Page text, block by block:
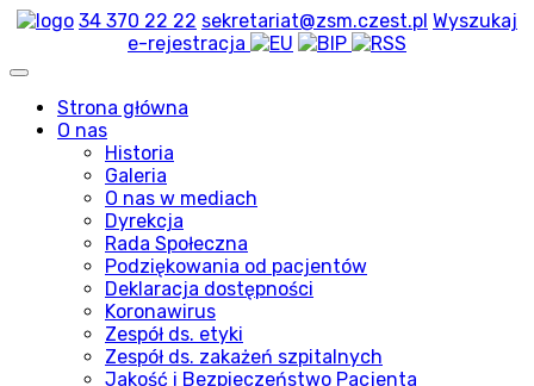
34 370 22 22 sekretariat@zsm.czest.pl Wyszukaj
e-rejestracja
Strona główna
O nas
Historia
Galeria
O nas w mediach
Dyrekcja
Rada Społeczna
Podziękowania od pacjentów
Deklaracja dostępności
Koronawirus
Zespół ds. etyki
Zespół ds. zakażeń szpitalnych
Jakość i Bezpieczeństwo Pacjenta